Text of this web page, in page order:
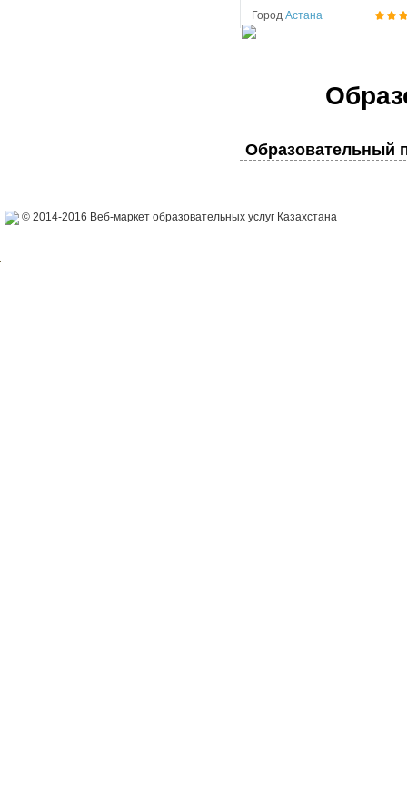
Город Астана
Образовательный
© 2014-2016 Веб-маркет образовательных услуг Казахстана